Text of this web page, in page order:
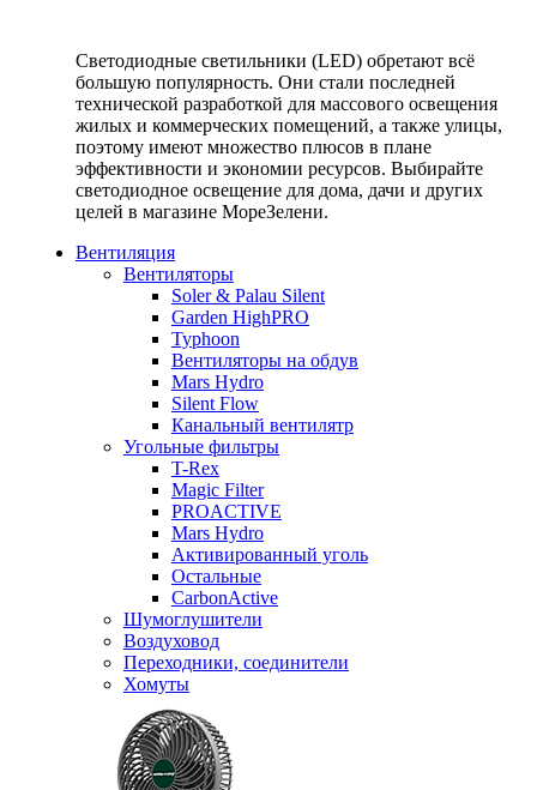
Светодиодные светильники (LED) обретают всё
большую популярность. Они стали последней
технической разработкой для массового освещения
жилых и коммерческих помещений, а также улицы,
поэтому имеют множество плюсов в плане
эффективности и экономии ресурсов. Выбирайте
светодиодное освещение для дома, дачи и других
целей в магазине МореЗелени.
Вентиляция
Вентиляторы
Soler & Palau Silent
Garden HighPRO
Typhoon
Вентиляторы на обдув
Mars Hydro
Silent Flow
Канальный вентилятр
Угольные фильтры
T-Rex
Magic Filter
PROACTIVE
Mars Hydro
Активированный уголь
Остальные
CarbonActive
Шумоглушители
Воздуховод
Переходники, соединители
Хомуты